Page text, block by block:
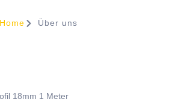
Home Über uns
18mm 1 Meter